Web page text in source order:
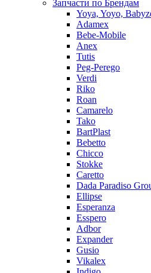
Запчасти по Брендам
Yoya, Yoyo,
Adamex
Bebe-Mobile
Anex
Tutis
Peg-Perego
Verdi
Riko
Roan
Camarelo
Tako
BartPlast
Bebetto
Chicco
Stokke
Caretto
Dada Paradiso
Ellipse
Esperanza
Esspero
Adbor
Expander
Gusio
Vikalex